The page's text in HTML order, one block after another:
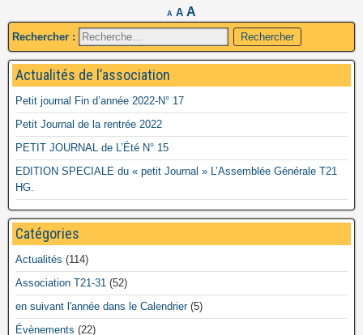
A A A
Rechercher :
Actualités de l’association
Petit journal Fin d’année 2022-N° 17
Petit Journal de la rentrée 2022
PETIT JOURNAL de L’Été N° 15
EDITION SPECIALE du « petit Journal » L’Assemblée Générale T21
HG.
Catégories
Actualités (114)
Association T21-31 (52)
en suivant l'année dans le Calendrier(5)
Évènements (22)